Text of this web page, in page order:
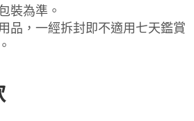
裝為準。
品，一經拆封即不適用七天鑑賞